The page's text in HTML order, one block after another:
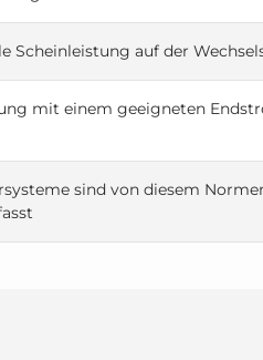
Scheinleistung auf der
mit einem geeigneten
sind von diesem